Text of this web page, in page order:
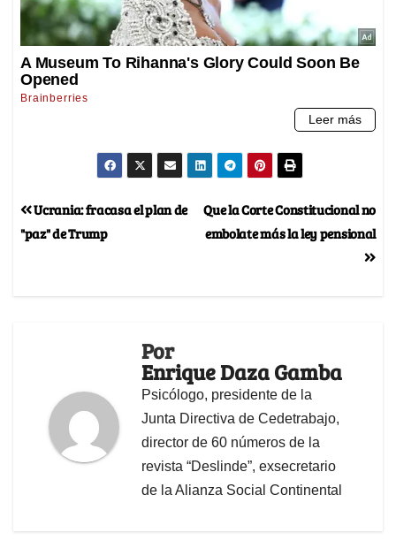
Que la Corte Constitucional no
embolate más la ley pensional
Ucrania: fracasa el plan de
"paz" de Trump
Por
Enrique Daza Gamba
Psicólogo, presidente de la
Junta Directiva de Cedetrabajo,
director de 60 números de la
revista “Deslinde”, exsecretario
de la Alianza Social Continental